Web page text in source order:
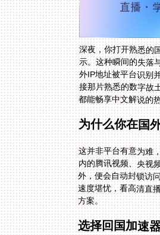
深夜，你打开熟悉的
示。这种瞬间的失落
外IP地址被平台识别
接那片熟悉的数字故
都能畅享中文解说的
为什么你在国
这并非平台有意为难
内的腾讯视频、央视
外，便会自动封锁访
速度堪忧，看高清直
方案。
选择回国加速